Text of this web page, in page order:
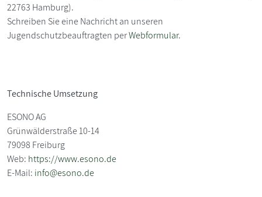
22763 Hamburg).
Schreiben Sie eine Nachricht an unseren
Jugendschutzbeauftragten perWebformular.
Technische Umsetzung
ESONO AG
Grünwälderstraße 10-14
79098 Freiburg
Web: https://www.esono.de
E-Mail: info@esono.de